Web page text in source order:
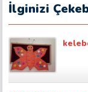
İlginizi